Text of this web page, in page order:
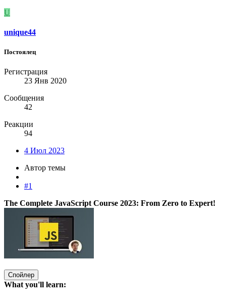
U
unique44
Постоялец
Регистрация
23 Янв 2020
Сообщения
42
Реакции
94
4 Июл 2023
Автор темы
#1
The Complete JavaScript Course 2023: From Zero to Expert!
Спойлер
What you'll learn: